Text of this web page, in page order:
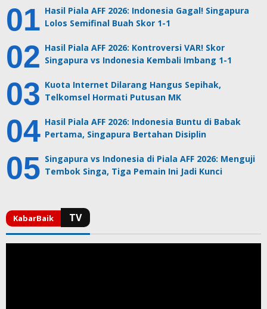
Hasil Piala AFF 2026: Indonesia Gagal! Singapura
Lolos Semifinal Buah Skor 1-1
Hasil Piala AFF 2026: Kontroversi VAR! Skor
Singapura vs Indonesia Kembali Imbang 1-1
Kuota Internet Dilarang Hangus Sepihak,
Telkomsel Hormati Putusan MK
Hasil Piala AFF 2026: Indonesia Buntu di Babak
Pertama, Singapura Bertahan Disiplin
Singapura vs Indonesia di Piala AFF 2026: Menguji
Tembok Singa, Tiga Pemain Ini Jadi Kunci